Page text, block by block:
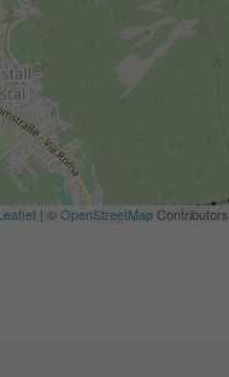
| ©OpenStreetMapContributors